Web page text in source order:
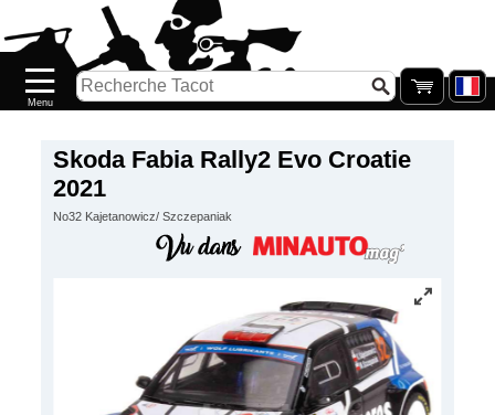
Skoda Fabia Rally2 Evo Croatie
2021
No32 Kajetanowicz/ Szczepaniak
Nouveautés
Catalogue/Stock
PETITS